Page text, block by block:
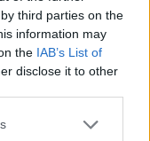
third parties on the
information may
the IAB’s List of
disclose it to other
ΚΟΡΙΤΣΙΩΝ